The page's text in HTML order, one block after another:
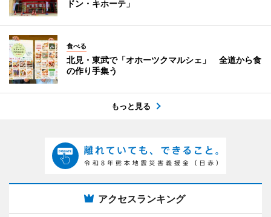
ドン・キホーテ」
食べる
北見・東武で「オホーツクマルシェ」 全道から食
の作り手集う
もっと見る
アクセスランキング